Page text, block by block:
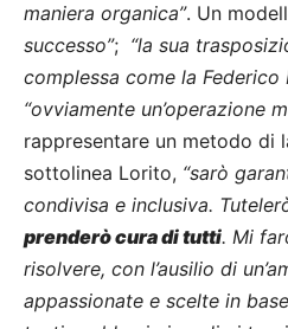
maniera organica”. Un
successo”; “la sua
complessa come la Federico
“ovviamente un’operazione
rappresentare un metodo di
sottolinea Lorito, “sarò
condivisa e inclusiva.
prenderò cura di tutti. Mi
risolvere, con l’ausilio di
appassionate e scelte in